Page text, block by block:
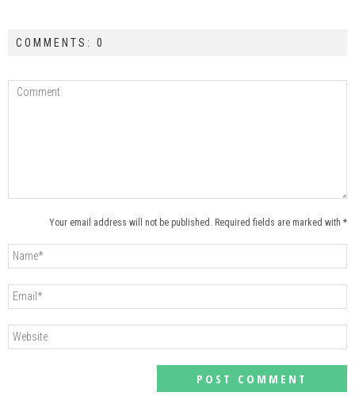
COMMENTS: 0
Your email address will not be published. Required fields are marked with *